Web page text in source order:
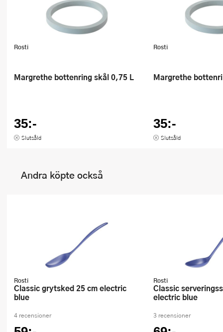
Rosti
Margrethe bottenring skål 0,75 L
35:-
Slutsåld
Rosti
Margrethe
35:-
Slutsåld
Andra köpte också
Rosti
Classic grytsked 25 cm electric
blue
4 recensioner
Rosti
Classic serveringssked 29,4 cm
electric blue
3 recensioner